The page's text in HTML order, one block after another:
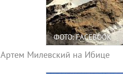
ФОТО: FACEBOOK
Артем Милевский на Ибице